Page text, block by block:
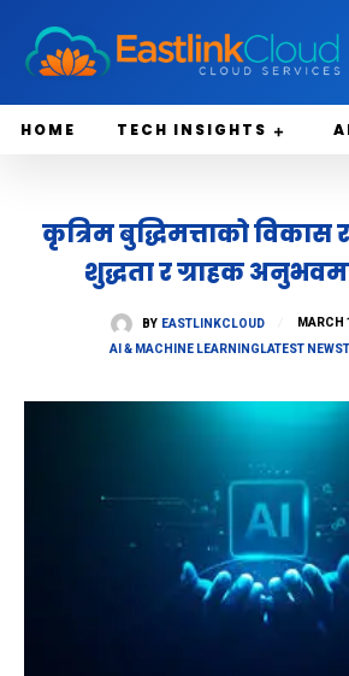
HOME TECH INSIGHTS
कृत्रिम बुद्धिमत्ताको विकास र
शुद्धता र ग्राहक
BY EASTLINKCLOUD
MARCH
AI & MACHINE LEARNING LATEST NEWS